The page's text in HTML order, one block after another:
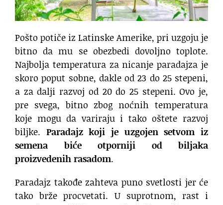
Pošto potiče iz Latinske Amerike, pri uzgoju je
bitno da mu se obezbedi dovoljno toplote.
Najbolja temperatura za nicanje paradajza je
skoro poput sobne, dakle od 23 do 25 stepeni,
a za dalji razvoj od 20 do 25 stepeni. Ovo je,
pre svega, bitno zbog noćnih temperatura
koje mogu da variraju i tako oštete razvoj
biljke. Paradajz koji je uzgojen setvom iz
semena biće otporniji od biljaka
proizvedenih rasadom.
Paradajz takođe zahteva puno svetlosti jer će
tako brže procvetati. U suprotnom, rast i